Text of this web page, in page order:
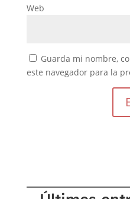
Web
Guarda mi nombre,
este navegador para la